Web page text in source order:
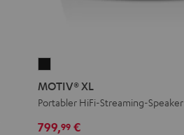
XL
Schwarz
MOTIV® XL
Portabler HiFi-Streaming-Speaker
799,99 €